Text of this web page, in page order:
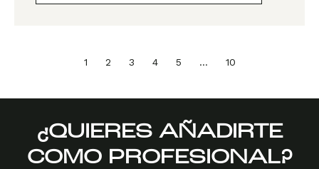
1 2 3 4 5 … 10
¿QUIERES AÑADIRTE
COMO PROFESIONAL?